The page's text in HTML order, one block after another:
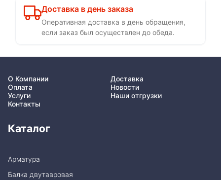
Доставка в день заказа
Оперативная доставка в день обращения,
если заказ был осуществлен до обеда.
О Компании
Доставка
Оплата
Новости
Услуги
Наши отгрузки
Контакты
Каталог
Арматура
Балка двутавровая